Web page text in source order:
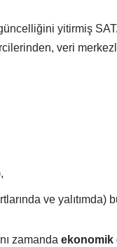
yitirmiş
veri
ve yalıtımda)
zamanda ekonomik